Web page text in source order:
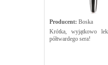
Producent: Boska
Krótka, wyjątkowo
półtwardego sera!